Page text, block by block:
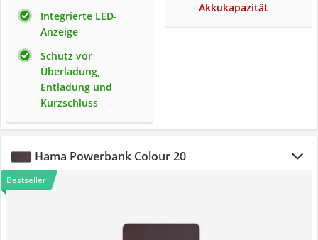
Integrierte LED-
Anzeige
Schutz vor
Überladung,
Entladung und
Kurzschluss
Akkukapazität
Hama Powerbank Colour 20
Bestseller